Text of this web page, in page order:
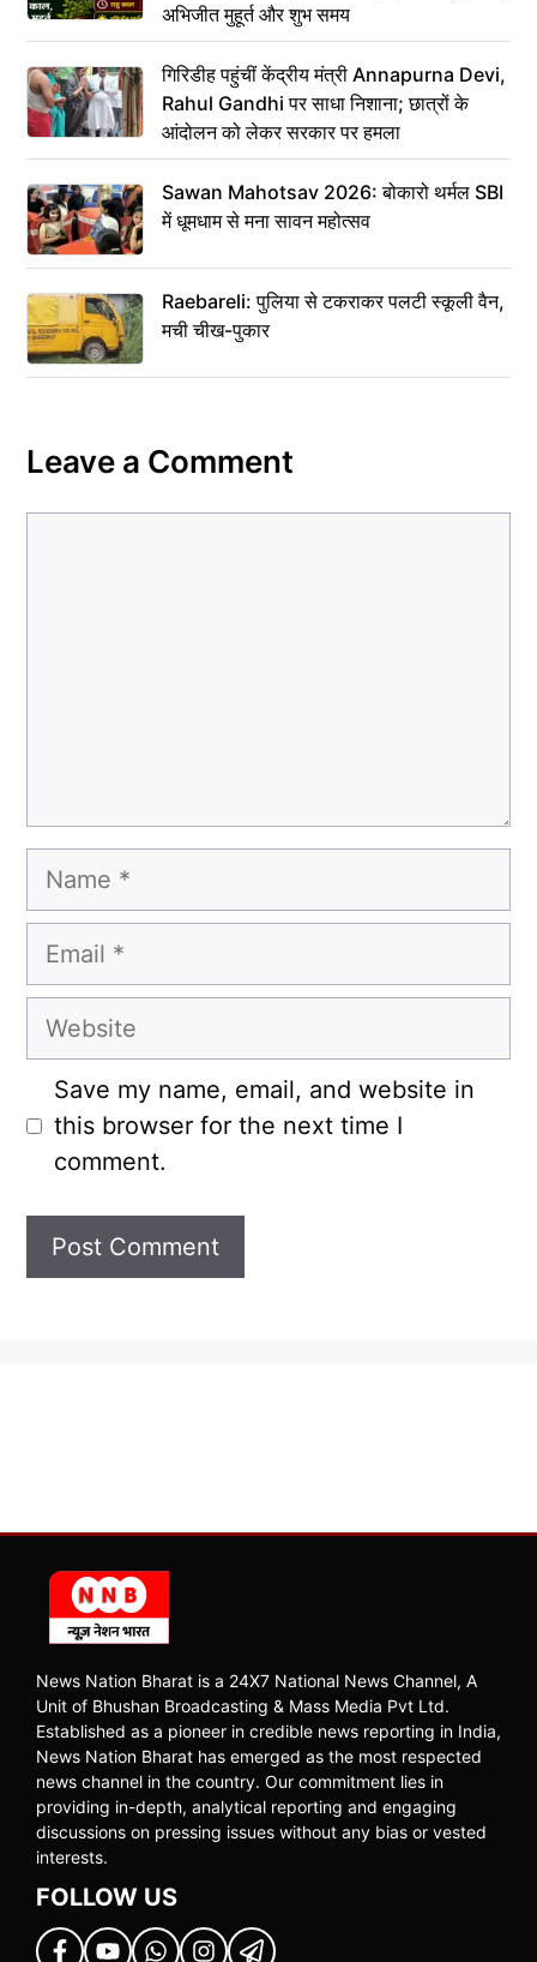
अभिजीत मुहूर्त और शुभ समय
गिरिडीह पहुंचीं केंद्रीय मंत्री Annapurna Devi,
Rahul Gandhi पर साधा निशाना; छात्रों के
आंदोलन को लेकर सरकार पर हमला
Sawan Mahotsav 2026: बोकारो थर्मल SBI
में धूमधाम से मना सावन महोत्सव
Raebareli: पुलिया से टकराकर पलटी स्कूली वैन,
मची चीख-पुकार
Leave a Comment
Name
Email
Website
Save my name, email, and website in
this browser for the next time I
comment.
News Nation Bharat is a 24X7 National News Channel, A
Unit of Bhushan Broadcasting & Mass Media Pvt Ltd.
Established as a pioneer in credible news reporting in India,
News Nation Bharat has emerged as the most respected
news channel in the country. Our commitment lies in
providing in-depth, analytical reporting and engaging
discussions on pressing issues without any bias or vested
interests.
FOLLOW US